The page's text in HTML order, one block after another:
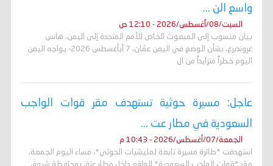
واسع الن ...
السبت/08/أغسطس/2026 - 12:10 ص
بيان منسوب إلى المبعوث الخاص للأمم المتحدة إلى اليمن، هانس
غروندبرغ، بشأن الوضع في اليمن عمّان، 7 آبأغسطس 2026- يواجه اليمن
اليوم خطراً متزايداً من ال
عاجل: مسيرة حوثية تستهدف مقر قوات الواجب
السعودية في مطار عت ...
الجمعة/07/أغسطس/2026 - 10:43 م
استهدفت *طائرة مسيرة تابعة لمليشيات الحوثي*، مساء اليوم الجمعة،